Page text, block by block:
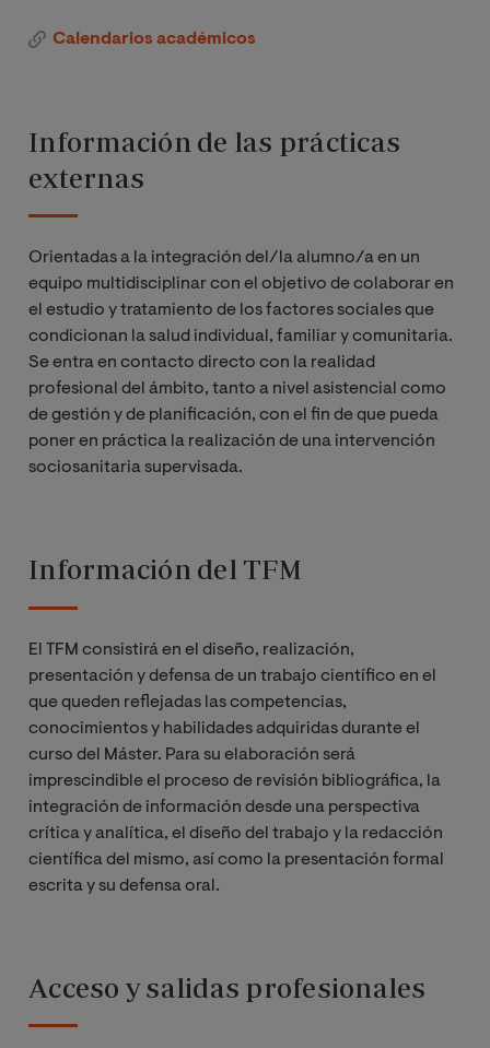
Total de créditos
sanitario
de la salud
comunitaria
aplicada e
innovación en
trabajo social
en el ámbito
sanitario
Diagnóstico y
Evaluación en
Trabajador
Social en el
ámbito
sanitario
Técnicas y
en Trabajo
Calendarios académicos
Información de las prácticas
externas
Orientadas a la integración del/la alumno/a en un
equipo multidisciplinar con el objetivo de colaborar en
el estudio y tratamiento de los factores sociales que
condicionan la salud individual, familiar y comunitaria.
Se entra en contacto directo con la realidad
profesional del ámbito, tanto a nivel asistencial como
de gestión y de planificación, con el fin de que pueda
poner en práctica la realización de una intervención
sociosanitaria supervisada.
Información del TFM
El TFM consistirá en el diseño, realización,
presentación y defensa de un trabajo científico en el
que queden reflejadas las competencias,
conocimientos y habilidades adquiridas durante el
curso del Máster. Para su elaboración será
imprescindible el proceso de revisión bibliográfica, la
integración de información desde una perspectiva
crítica y analítica, el diseño del trabajo y la redacción
científica del mismo, así como la presentación formal
escrita y su defensa oral.
Acceso y salidas profesionales